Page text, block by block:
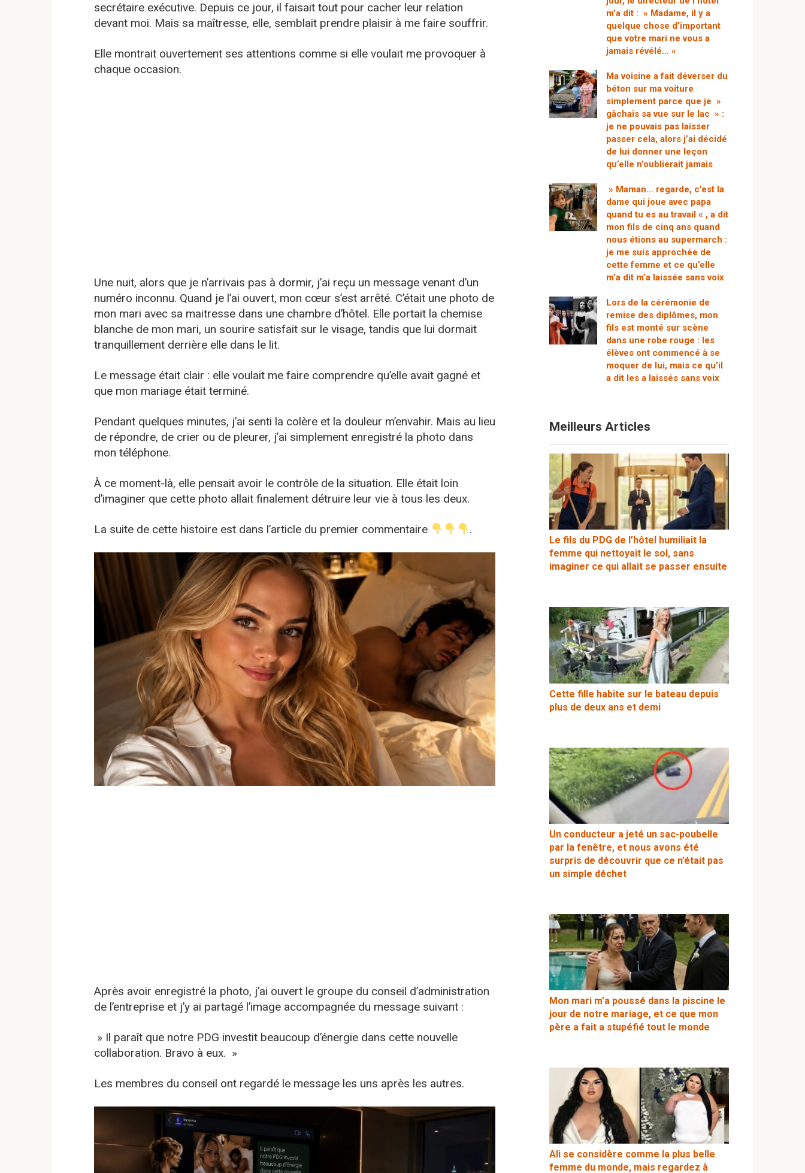
secrétaire exécutive. Depuis ce jour, il faisait tout pour cacher leur relation
devant moi. Mais sa maîtresse, elle, semblait prendre plaisir à me faire souffrir.
Elle montrait ouvertement ses attentions comme si elle voulait me provoquer à
chaque occasion.
Une nuit, alors que je n’arrivais pas à dormir, j’ai reçu un message venant d’un
numéro inconnu. Quand je l’ai ouvert, mon cœur s’est arrêté. C’était une photo de
mon mari avec sa maitresse dans une chambre d’hôtel. Elle portait la chemise
blanche de mon mari, un sourire satisfait sur le visage, tandis que lui dormait
tranquillement derrière elle dans le lit.
Le message était clair : elle voulait me faire comprendre qu’elle avait gagné et
que mon mariage était terminé.
Pendant quelques minutes, j’ai senti la colère et la douleur m’envahir. Mais au lieu
de répondre, de crier ou de pleurer, j’ai simplement enregistré la photo dans
mon téléphone.
À ce moment-là, elle pensait avoir le contrôle de la situation. Elle était loin
d’imaginer que cette photo allait finalement détruire leur vie à tous les deux.
La suite de cette histoire est dans l’article du premier commentaire .
Après avoir enregistré la photo, j’ai ouvert le groupe du conseil d’administration
de l’entreprise et j’y ai partagé l’image accompagnée du message suivant :
» Il paraît que notre PDG investit beaucoup d’énergie dans cette nouvelle
collaboration. Bravo à eux. »
Les membres du conseil ont regardé le message les uns après les autres.
m’a dit : » Madame, il y a
quelque chose d’important
que votre mari ne vous a
jamais révélé… «
Ma voisine a fait déverser du
béton sur ma voiture
simplement parce que je »
gâchais sa vue sur le lac » :
je ne pouvais pas laisser
passer cela, alors j’ai décidé
de lui donner une leçon
qu’elle n’oublierait jamais
» Maman… regarde, c’est la
dame qui joue avec papa
quand tu es au travail « , a dit
mon fils de cinq ans quand
nous étions au supermarch :
je me suis approchée de
cette femme et ce qu’elle
m’a dit m’a laissée sans voix
Lors de la cérémonie de
remise des diplômes, mon
fils est monté sur scène
dans une robe rouge : les
élèves ont commencé à se
moquer de lui, mais ce qu’il
a dit les a laissés sans voix
Meilleurs Articles
Le fils du PDG de l’hôtel humiliait la
femme qui nettoyait le sol, sans
imaginer ce qui allait se passer ensuite
Cette fille habite sur le bateau depuis
plus de deux ans et demi
Un conducteur a jeté un sac-poubelle
par la fenêtre, et nous avons été
surpris de découvrir que ce n’était pas
un simple déchet
Mon mari m’a poussé dans la piscine le
jour de notre mariage, et ce que mon
père a fait a stupéfié tout le monde
Ali se considère comme la plus belle
femme du monde, mais regardez à